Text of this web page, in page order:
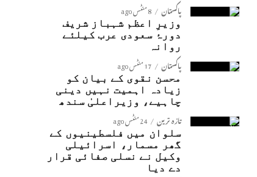
پاکستان 8 منٹس ago
وزیرِ اعظم شہباز شریف
دورۂ سعودی عرب کیلئے
روانہ
پاکستان 17 منٹس ago
محسن نقوی کے بیان کو
زیادہ اہمیت نہیں دینی
چاہیے، وزیراعلیٰ سندھ
تازہ ترین 24 منٹس ago
سلوان میں فلسطینیوں کے
گھر مسمار، اسرائیلی
وکیل نے نسلی صفائی قرار
دے دیا